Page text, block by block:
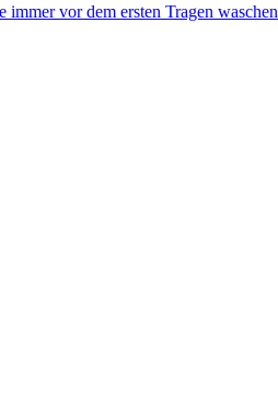
vor dem ersten Tragen waschen